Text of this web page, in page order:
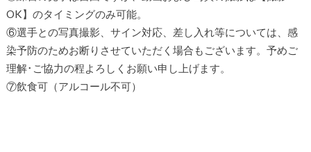
OK】のタイミングのみ可能。
⑥選手との写真撮影、サイン対応、差し入れ等については、感
染予防のためお断りさせていただく場合もございます。予めご
理解･ご協力の程よろしくお願い申し上げます。
⑦飲食可（アルコール不可）